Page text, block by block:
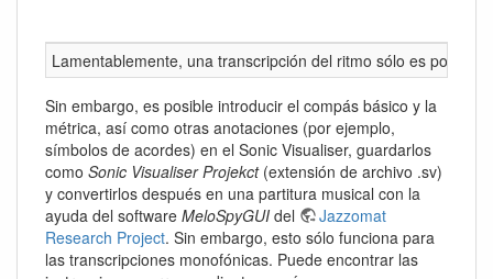
Lamentablemente, una transcripción del ritmo sólo es
Sin embargo, es posible introducir el compás básico y la
métrica, así como otras anotaciones (por ejemplo,
símbolos de acordes) en el Sonic Visualiser, guardarlos
como Sonic Visualiser Projekct(extensión de archivo .sv)
y convertirlos después en una partitura musical con la
ayuda del software MeloSpyGUI del
Jazzomat
Research Project. Sin embargo, esto sólo funciona para
las transcripciones monofónicas. Puede encontrar las